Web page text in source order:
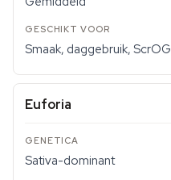
Smaak, daggebruik, ScrOG
Euforia
Sativa-dominant